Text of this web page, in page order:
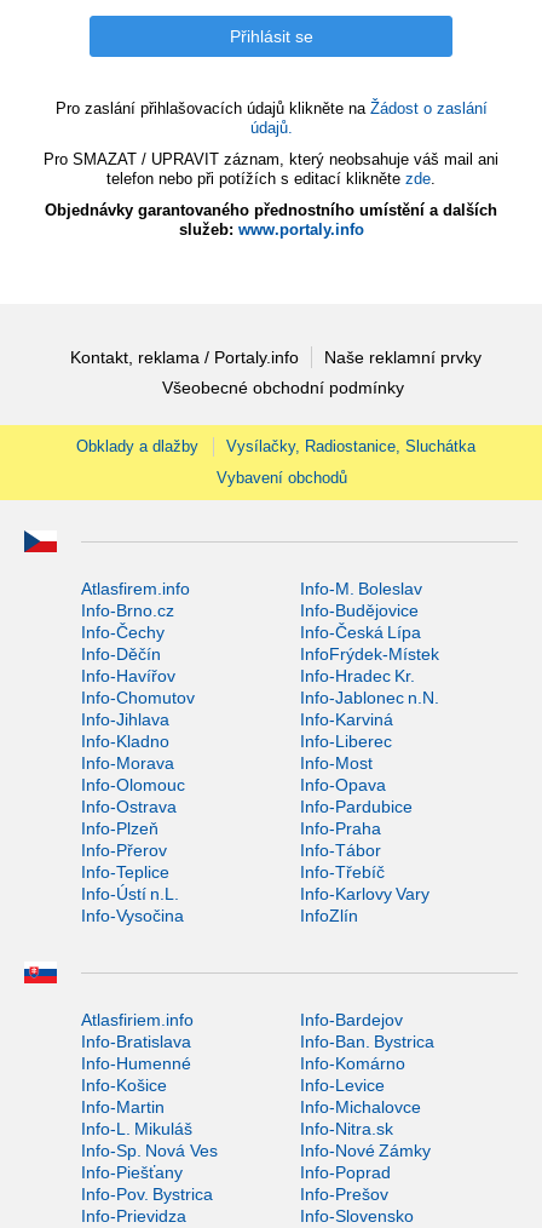
Pro zaslání přihlašovacích údajů klikněte na Žádost o zaslání
údajů.
Pro SMAZAT / UPRAVIT záznam, který neobsahuje váš mail ani
telefon nebo při potížích s editací klikněte zde.
Objednávky garantovaného přednostního umístění a dalších
služeb: www.portaly.info
Kontakt, reklama / Portaly.info
Naše reklamní prvky
Všeobecné obchodní podmínky
Obklady a dlažby
Vysílačky, Radiostanice, Sluchátka
Vybavení obchodů
Atlasfirem.info
Info-M. Boleslav
Info-Brno.cz
Info-Budějovice
Info-Čechy
Info-Česká Lípa
Info-Děčín
InfoFrýdek-Místek
Info-Havířov
Info-Hradec Kr.
Info-Chomutov
Info-Jablonec n.N.
Info-Jihlava
Info-Karviná
Info-Kladno
Info-Liberec
Info-Morava
Info-Most
Info-Olomouc
Info-Opava
Info-Ostrava
Info-Pardubice
Info-Plzeň
Info-Praha
Info-Přerov
Info-Tábor
Info-Teplice
Info-Třebíč
Info-Ústí n.L.
Info-Karlovy Vary
Info-Vysočina
InfoZlín
Atlasfiriem.info
Info-Bardejov
Info-Bratislava
Info-Ban. Bystrica
Info-Humenné
Info-Komárno
Info-Košice
Info-Levice
Info-Martin
Info-Michalovce
Info-L. Mikuláš
Info-Nitra.sk
Info-Sp. Nová Ves
Info-Nové Zámky
Info-Piešťany
Info-Poprad
Info-Pov. Bystrica
Info-Prešov
Info-Prievidza
Info-Slovensko